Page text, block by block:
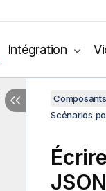
Intégration
Scénarios
JSON